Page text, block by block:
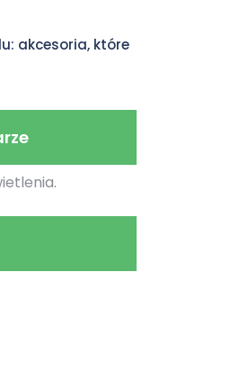
akcesoria, które